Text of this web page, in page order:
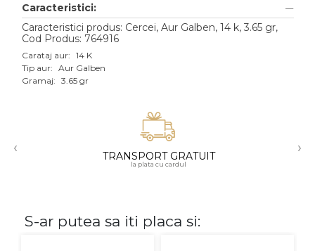
Aur alb
Aur roz
Aur mixt
18K
Caracteristici:
Caracteristici produs: Cercei, Aur Galben, 14 k, 3.65 gr,
Cod Produs: 764916
Carataj aur: 14 K
Tip aur: Aur Galben
Gramaj: 3.65 gr
‹ TRANSPORT GRATUIT
la plata cu cardul
›
S-ar putea sa iti placa si: